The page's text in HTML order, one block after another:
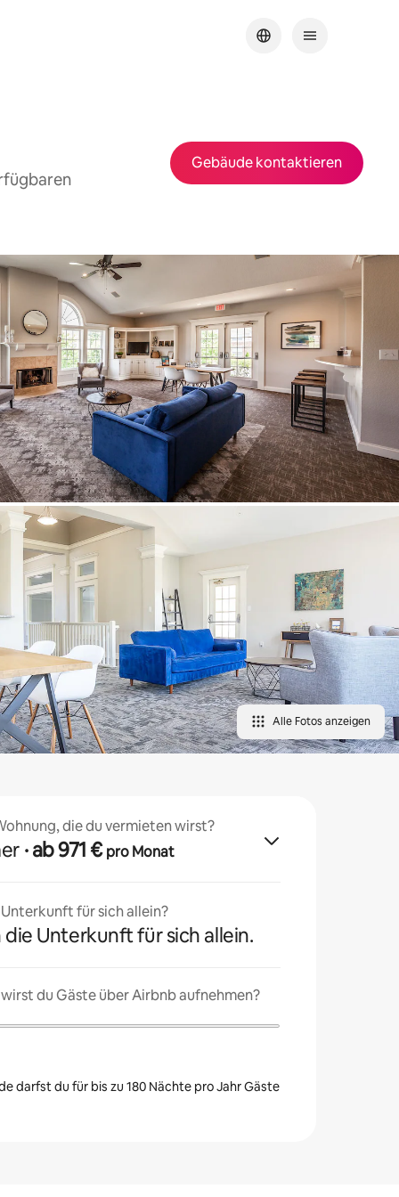
Gebäude kontaktieren
Alle Fotos anzeigen
die du vermieten wirst?
· ab 971 €pro Monat
für sich allein?
die Unterkunft für sich allein.
du Gäste über Airbnb aufnehmen?
darfst du für bis zu 180 Nächte pro Jahr Gäste